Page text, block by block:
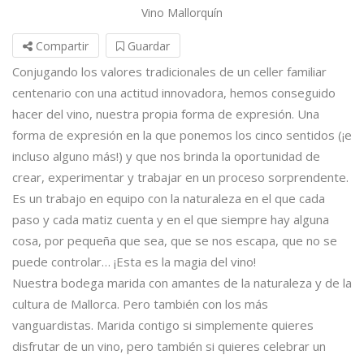
Vino Mallorquín
Compartir Guardar
Conjugando los valores tradicionales de un celler familiar
centenario con una actitud innovadora, hemos conseguido
hacer del vino, nuestra propia forma de expresión. Una
forma de expresión en la que ponemos los cinco sentidos (¡e
incluso alguno más!) y que nos brinda la oportunidad de
crear, experimentar y trabajar en un proceso sorprendente.
Es un trabajo en equipo con la naturaleza en el que cada
paso y cada matiz cuenta y en el que siempre hay alguna
cosa, por pequeña que sea, que se nos escapa, que no se
puede controlar… ¡Esta es la magia del vino!
Nuestra bodega marida con amantes de la naturaleza y de la
cultura de Mallorca. Pero también con los más
vanguardistas. Marida contigo si simplemente quieres
disfrutar de un vino, pero también si quieres celebrar un